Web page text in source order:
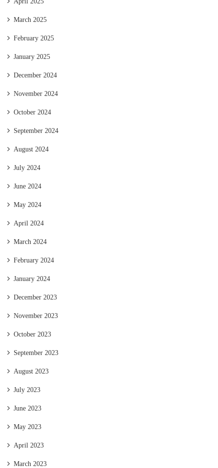
March 2025
February 2025
January 2025
December 2024
November 2024
October 2024
September 2024
August 2024
July 2024
June 2024
May 2024
April 2024
March 2024
February 2024
January 2024
December 2023
November 2023
October 2023
September 2023
August 2023
July 2023
June 2023
May 2023
April 2023
March 2023